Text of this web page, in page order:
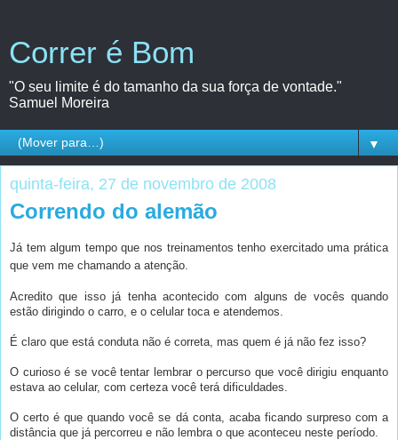
Correr é Bom
"O seu limite é do tamanho da sua força de vontade."
Samuel Moreira
▼
quinta-feira, 27 de novembro de 2008
Correndo do alemão
Já tem algum tempo que nos treinamentos tenho exercitado uma prática
que vem me chamando a atenção.
Acredito que isso já tenha acontecido com alguns de vocês quando
estão dirigindo o carro, e o celular toca e atendemos.
É claro que está conduta não é correta, mas quem é já não fez isso?
O curioso é se você tentar lembrar o percurso que você dirigiu enquanto
estava ao celular, com certeza você terá dificuldades.
O certo é que quando você se dá conta, acaba ficando surpreso com a
distância que já percorreu e não lembra o que aconteceu neste período.